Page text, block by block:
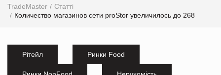
TradeMaster
Статті
Количество магазинов сети proStor увеличилось до 268
Рітейл Ринки Food